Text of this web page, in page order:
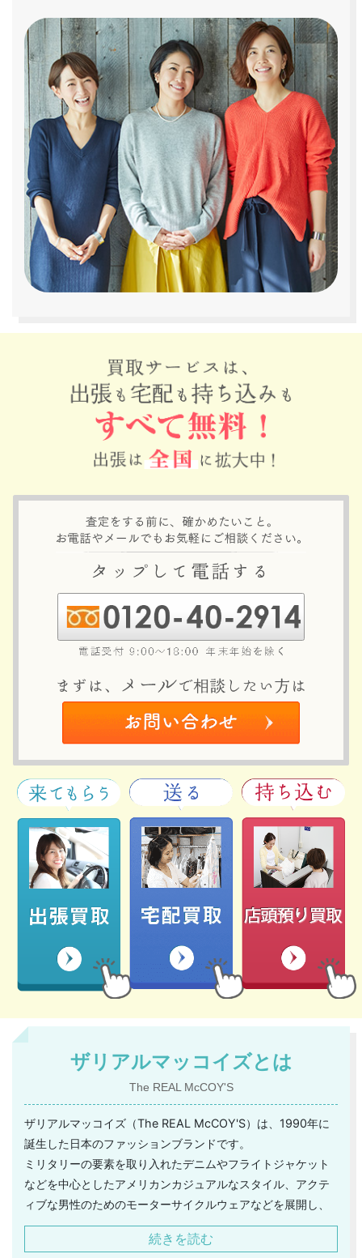
ザリアルマッコイズとは
The REAL McCOY'S
ザリアルマッコイズ（The REAL McCOY'S）は、1990年に
誕生した日本のファッションブランドです。
ミリタリーの要素を取り入れたデニムやフライトジャケット
などを中心としたアメリカンカジュアルなスタイル、アクテ
ィブな男性のためのモーターサイクルウェアなどを展開し、
カジュアル路線のリアルクローズを手がけるブランドとし
て、ファッションに敏感な多くの日本男性からの支持を得て
続きを読む